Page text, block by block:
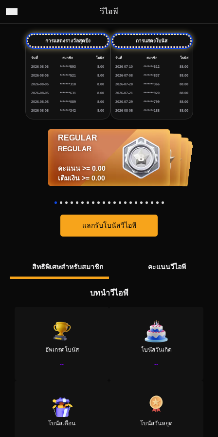
วีไอพี
การแสดงรางวัลสุดปัง
วันที่ สมาชิก โบนัส
2026-08-06 *******593 8.00
2026-08-05 *******521 8.00
2026-08-05 *******318 8.00
2026-08-05 *******631 8.00
2026-08-05 *******089 8.00
2026-08-05 *******342 8.00
การแสดงโบนัส
วันที่ สมาชิก โบนัส
2026-07-10 *******612 88.00
2026-07-08 *******837 88.00
2026-07-28 *******366 88.00
2026-07-21 *******920 88.00
2026-07-29 *******799 88.00
2026-08-05 *******188 88.00
REGULAR
REGULAR
คะแนน >= 0.00
เติมเงิน >= 0.00
BRONZE I
BRONZE I
คะแนน >= 1,000.00
เติมเงิน >= 100.00
BRONZE II
คะแนน >= 10,000.00
เติมเงิน >= 1,000.00
BRONZE III
BRONZE III
คะแนน >= 100,000.00
เติมเงิน >= 10,000.00
SILVER I
SILVER I
คะแนน >= 500,000.00
เติมเงิน >= 50,000.00
SILVER II
SILVER II
คะแนน >= 1,000,000.00
เติมเงิน >= 100,000.00
SILVER III
SILVER III
คะแนน >= 3,000,000.00
เติมเงิน >= 300,000.00
GOLD I
GOLD I
คะแนน >= 5,000,000.00
เติมเงิน >= 500,000.00
GOLD II
GOLD II
คะแนน >= 10,000,000.00
เติมเงิน >= 1,000,000.00
GOLD III
GOLD III
คะแนน >= 30,000,000.00
เติมเงิน >= 3,000,000.00
PLATINUM I
PLATINUM I
คะแนน >= 50,000,000.00
เติมเงิน >= 5,000,000.00
PLATINUM II
PLATINUM II
คะแนน >= 100,000,000.00
เติมเงิน >= 10,000,000.00
PLATINUM III
PLATINUM III
คะแนน >= 200,000,000.00
เติมเงิน >= 20,000,000.00
DIAMOND I
DIAMOND I
คะแนน >= 300,000,000.00
เติมเงิน >= 30,000,000.00
DIAMOND II
DIAMOND II
คะแนน >= 350,000,000.00
เติมเงิน >= 35,000,000.00
DIAMOND III
DIAMOND III
คะแนน >= 400,000,000.00
เติมเงิน >= 40,000,000.00
BLACK DIAMOND I
BLACK DIAMOND I
คะแนน >= 500,000,000.00
เติมเงิน >= 50,000,000.00
BLACK DIAMOND II
BLACK DIAMOND II
คะแนน >= 1,000,000,000.00
เติมเงิน >= 100,000,000.00
BLACK DIAMOND III
BLACK DIAMOND III
คะแนน >= 3,000,000,000.00
เติมเงิน >= 300,000,000.00
RUBY I
RUBY I
คะแนน >= 4,000,000,000.00
เติมเงิน >= 400,000,000.00
RUBY II
RUBY II
คะแนน >= 5,000,000,000.00
เติมเงิน >= 500,000,000.00
แลกรับโบนัสวีไอพี
สิทธิพิเศษสำหรับสมาชิก คะแนนวีไอพี
บทนำวีไอพี
อัพเกรดโบนัส
--
โบนัสวันเกิด
--
โบนัสเดือน โบนัสวันหยุด